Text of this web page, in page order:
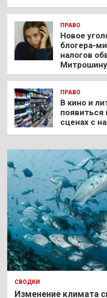
ПРАВО
Новое
блогера-
налогов
Митрошину
ПРАВО
В кино и
сценах с
СВОДКИ
Изменение климата